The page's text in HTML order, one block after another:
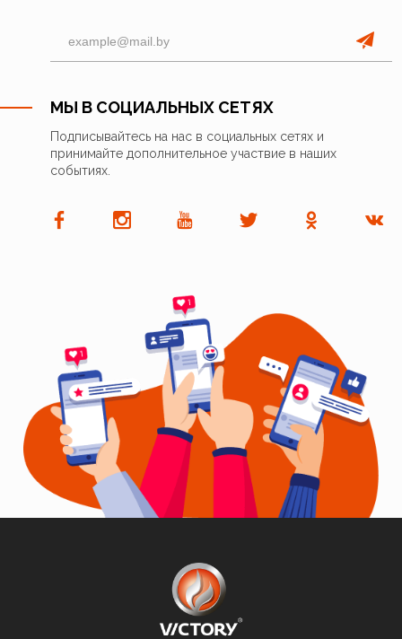
МЫ В СОЦИАЛЬНЫХ СЕТЯХ
Подписывайтесь на нас в социальных сетях и
принимайте дополнительное участвие в наших
событиях.